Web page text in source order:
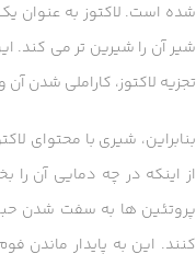
شده است. لاکتوز به عنوان
شیر آن را شیرین تر می کند.
تجزیه لاکتوز، کاراملی شدن
بنابراین، شیری با محتوای
از اینکه در چه دمایی آن را
پروتئین ها به سفت شدن
کنند. این به پایدار